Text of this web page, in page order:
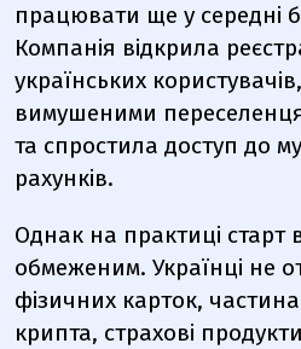
працювати ще у середні
Компанія відкрила
українських
вимушеними
та спростила доступ до
рахунків.
Однак на практиці старт
обмеженим. Українці не
фізичних карток,
крипта, страхові